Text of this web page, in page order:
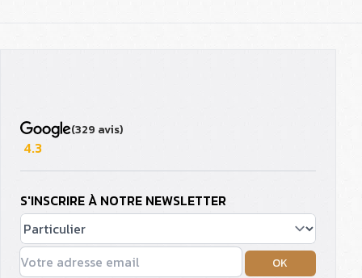
(329 avis)
4.3
S'INSCRIRE À NOTRE NEWSLETTER
OK